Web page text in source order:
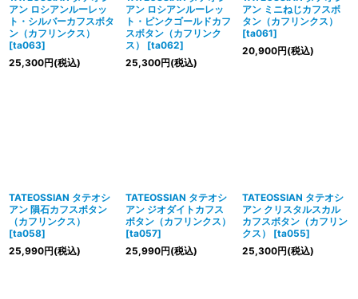
アン ロシアンルーレッ
ト・シルバーカフスボタ
ン（カフリンクス）
[ta063]
25,300円(税込)
アン ロシアンルーレッ
ト・ピンクゴールドカフ
スボタン（カフリンク
ス）
[ta062]
25,300円(税込)
アン ミニねじカフスボ
タン（カフリンクス）
[ta061]
20,900円(税込)
TATEOSSIAN タテオシ
アン 隕石カフスボタン
（カフリンクス）
[ta058]
25,990円(税込)
TATEOSSIAN タテオシ
アン ジオダイトカフス
ボタン（カフリンクス）
[ta057]
25,990円(税込)
TATEOSSIAN タテオシ
アン クリスタルスカル
カフスボタン（カフリン
クス）
[ta055]
25,300円(税込)